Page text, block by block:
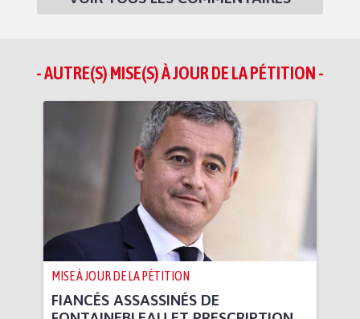
- AUTRE(S) MISE(S) À JOUR DE LA PÉTITION -
MISE À JOUR DE LA PÉTITION
FIANCÉS ASSASSINÉS DE